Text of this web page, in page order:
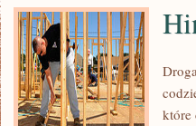
które